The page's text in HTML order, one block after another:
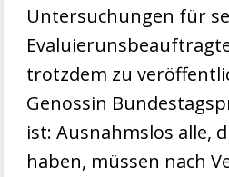
Untersuchungen für
trotzdem zu
Genossin
ist: Ausnahmslos alle,
haben, müssen nach